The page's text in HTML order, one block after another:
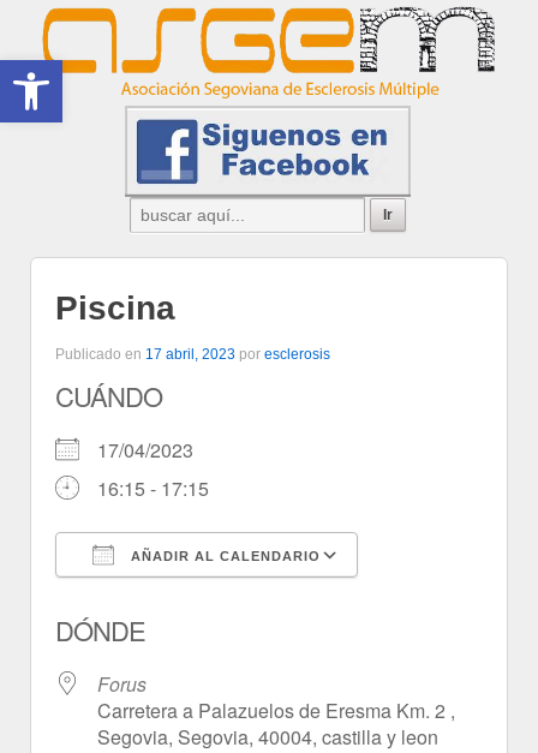
Piscina
Publicado en 17 abril, 2023 por esclerosis
CUÁNDO
17/04/2023
16:15 - 17:15
AÑADIR AL CALENDARIO
DÓNDE
Forus
Carretera a Palazuelos de Eresma Km. 2 ,
Segovia, Segovia, 40004, castilla y leon
Abrir barra de herramientas